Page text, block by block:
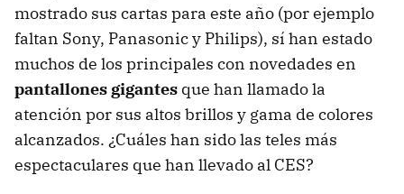
mostrado sus cartas para este año (por ejemplo
faltan Sony, Panasonic y Philips), sí han estado
muchos de los principales con novedades en
pantallones gigantes que han llamado la
atención por sus altos brillos y gama de colores
alcanzados. ¿Cuáles han sido las teles más
espectaculares que han llevado al CES?